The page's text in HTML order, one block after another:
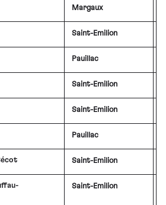
Margaux
Saint-Emilion
Pauillac
Saint-Emilion
Saint-Emilion
Pauillac
Saint-Emilion
Saint-Emilion